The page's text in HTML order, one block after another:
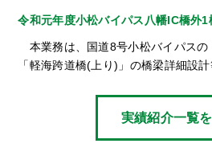
令和元年度小松バイパス八幡IC橋外1
本業務は、国道8号小松バイパスの
「軽海跨道橋(上り)」の橋梁詳細設計
実績紹介一覧